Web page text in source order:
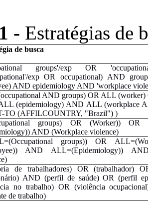
- Estratégias de
de busca
groups'/exp OR
exp OR occupational) AND
AND epidemiology AND 'workplace
AND groups) OR ALL (worker)
(epidemiology) AND ALL (workplace
TO (AFFILCOUNTRY, "Brazil") )
groups) OR (Worker)) OR
AND (Workplace violence)
groups)) OR
AND ALL=(Epidemiology))
de trabalhadores) OR (trabalhador)
AND (perfil de saúde) OR (perfil
no trabalho) OR (violência
de trabalho)